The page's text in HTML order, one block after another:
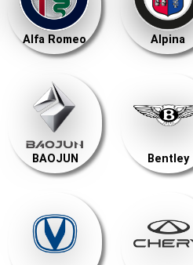
Alfa Romeo Alpina
BAOJUN Bentley